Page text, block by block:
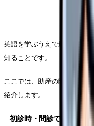
英語を学ぶうえで最も効果
知ることです。
ここでは、助産の臨床現場
紹介します。
初診時・問診での英語表現